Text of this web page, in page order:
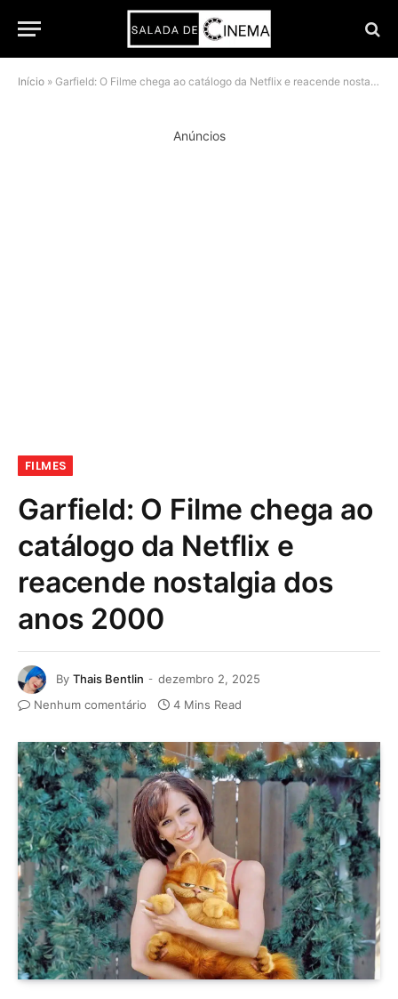
Início » Garfield: O Filme chega ao catálogo da Netflix e reacende nostalgia dos anos 2000
Anúncios
FILMES
Garfield: O Filme chega ao
catálogo da Netflix e
reacende nostalgia dos
anos 2000
By Thais Bentlin
dezembro 2, 2025
Nenhum comentário
4 Mins Read